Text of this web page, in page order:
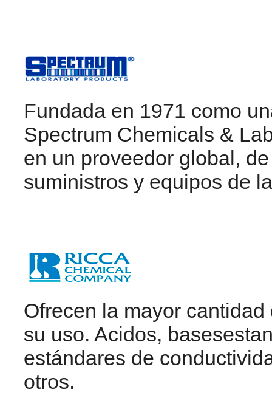
Fundada en 1971 como
Spectrum Chemicals &
en un proveedor global,
suministros y equipos de
Ofrecen la mayor
su uso. Acidos,
estándares de
otros.